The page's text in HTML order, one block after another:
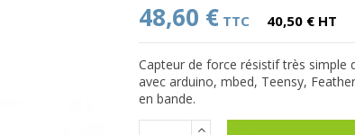
48,60 € TTC 40,50 € HT
Capteur de force résistif très
avec arduino, mbed, Teensy,
en bande.